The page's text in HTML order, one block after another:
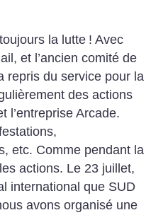
la lutte ! Avec
et l’ancien comité de
repris du service pour la
des actions
l’entreprise Arcade.
etc. Comme pendant la
actions. Le 23 juillet,
international que SUD
avons organisé une